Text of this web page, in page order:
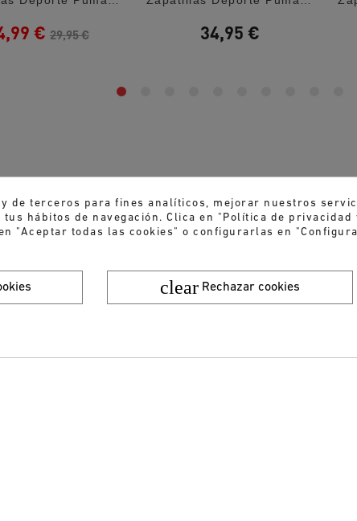
€ 29,95 € 34,95 €
de terceros para fines analíticos, mejorar nuestros
hábitos de navegación. Clica en "Política de
"Aceptar todas las cookies" o configurarlas en
clear Rechazar cookies